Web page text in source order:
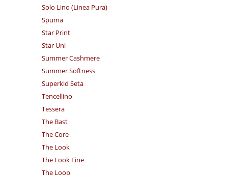
Solo Lino (Linea Pura)
Spuma
Star Print
Star Uni
Summer Cashmere
Summer Softness
Superkid Seta
Tencellino
Tessera
The Bast
The Core
The Look
The Look Fine
The Loop